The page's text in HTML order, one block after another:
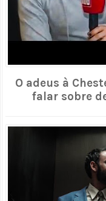
O adeus à
falar sobre